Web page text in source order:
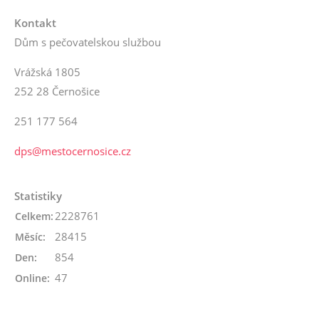
Kontakt
Dům s pečovatelskou službou
Vrážská 1805
252 28 Černošice
251 177 564
dps@mestocernosice.cz
Statistiky
Online: 47
Celkem: 2228761
Měsíc: 28415
Den: 854